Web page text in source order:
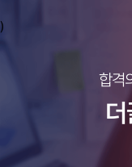
)
합격